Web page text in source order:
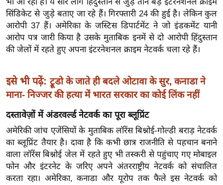
क्षा
B
r
e
k
i
g
N
e
w
s
भी आ रहा है। ये सारे लोग हिंदुस्तान से जुड़े तीन बड़े इंटरनेशनल क्राइम
सिंडिकेट से जुड़े बताए जा रहे हैं। गिरफ्तारी 24 की हुई है। लेकिन कुल
आरोपी 37 हैं। अमेरिका के जस्टिस डिपार्टमेंट ने जो इंडकमेंट यानी
आरोप पत्र जारी किया है उसके मुताबिक इनमें से दो आरोपी हिंदुस्तान
की जेलों में रहते हुए अपना इंटरनेशनल क्राइम नेटवर्क चला रहे हैं।
इसे भी पढ़ें: ट्रूडो के जाते ही बदले ओटावा के सुर, कनाडा ने
माना- निज्जर की हत्या में भारत सरकार का कोई लिंक नहीं
दस्तावेज़ों में अंडरवर्ल्ड नेटवर्क का पूरा ब्लूप्रिंट
अमेरिकी जांच एजेंसियों के मुताबिक लॉरेंस बिश्नोई-गोल्डी बराड़ नेटवर्क
का ब्लूप्रिंट तैयार है। दावा है कि कभी छात्र राजनीति से पहचान बनाने
वाला लॉरेंस बिश्नोई जेल में रहते हुए भी तस्करी से पहुंचाए गए मोबाइल
फोन और इंटरनेट के जरिए अपने अंतरराष्ट्रीय नेटवर्क को संचालित
करता रहा। अमेरिका, कनाडा और यूरोप तक फैले इस नेटवर्क को